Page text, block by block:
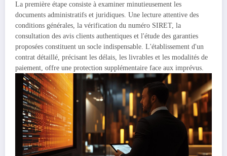
La première étape consiste à examiner minutieusement les
documents administratifs et juridiques. Une lecture attentive des
conditions générales, la vérification du numéro SIRET, la
consultation des avis clients authentiques et l'étude des garanties
proposées constituent un socle indispensable. L'établissement d'un
contrat détaillé, précisant les délais, les livrables et les modalités de
paiement, offre une protection supplémentaire face aux imprévus.